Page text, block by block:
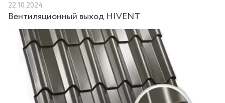
22.10.2024
Вентиляционный выход HIVENT